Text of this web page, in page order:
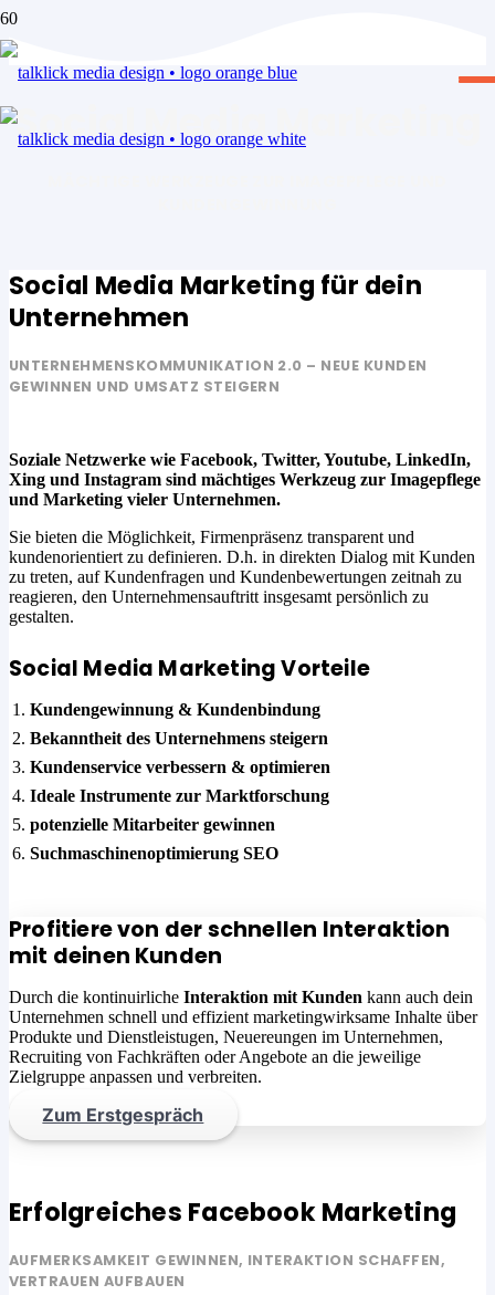
Social Media Marketing
Social Media Marketing für dein
Unternehmen
UNTERNEHMENSKOMMUNIKATION 2.0 – NEUE KUNDEN
GEWINNEN UND UMSATZ STEIGERN
Soziale Netzwerke wie Facebook, Twitter, Youtube, LinkedIn,
Xing und Instagram sind mächtiges Werkzeug zur Imagepflege
und Marketing vieler Unternehmen.
Sie bieten die Möglichkeit, Firmenpräsenz transparent und
kundenorientiert zu definieren. D.h. in direkten Dialog mit Kunden
zu treten, auf Kundenfragen und Kundenbewertungen zeitnah zu
reagieren, den Unternehmensauftritt insgesamt persönlich zu
gestalten.
Social Media Marketing Vorteile
Kundengewinnung & Kundenbindung
Bekanntheit des Unternehmens steigern
Kundenservice verbessern & optimieren
Ideale Instrumente zur Marktforschung
potenzielle Mitarbeiter gewinnen
Suchmaschinenoptimierung SEO
Profitiere von der schnellen Interaktion
mit deinen Kunden
Durch die kontinuirliche Interaktion mit Kunden kann auch dein
Unternehmen schnell und effizient marketingwirksame Inhalte über
Produkte und Dienstleistugen, Neuereungen im Unternehmen,
Recruiting von Fachkräften oder Angebote an die jeweilige
Zielgruppe anpassen und verbreiten.
Zum Erstgespräch
Erfolgreiches Facebook Marketing
AUFMERKSAMKEIT GEWINNEN, INTERAKTION SCHAFFEN,
VERTRAUEN AUFBAUEN